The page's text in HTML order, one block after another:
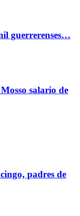
guerrerenses…
salario de
padres de